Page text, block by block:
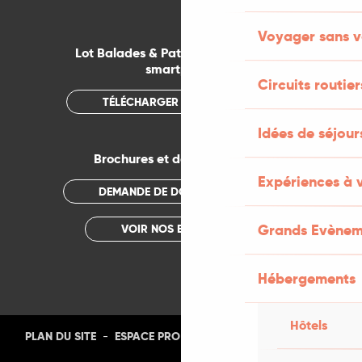
Voyager sans
Circuits
Idées de
Expériences à
Grands
Hébergements
Hôtels
Lot Balades & Patrimoines sur votre
smartphone
TÉLÉCHARGER L'APPLICATION
Brochures et documentations
DEMANDE DE DOCUMENTATION
VOIR NOS BROCHURES
PLAN DU SITE - ESPACE PRO